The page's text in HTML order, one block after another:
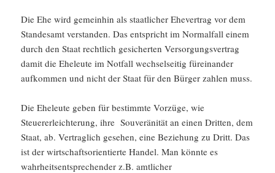
Die Ehe wird gemeinhin als staatlicher Ehevertrag vor dem
Standesamt verstanden. Das entspricht im Normalfall einem
durch den Staat rechtlich gesicherten Versorgungsvertrag
damit die Eheleute im Notfall wechselseitig füreinander
aufkommen und nicht der Staat für den Bürger zahlen muss.
Die Eheleute geben für bestimmte Vorzüge, wie
Steuererleichterung, ihre Souveränität an einen Dritten, dem
Staat, ab. Vertraglich gesehen, eine Beziehung zu Dritt. Das
ist der wirtschaftsorientierte Handel. Man könnte es
wahrheitsentsprechender z.B. amtlicher